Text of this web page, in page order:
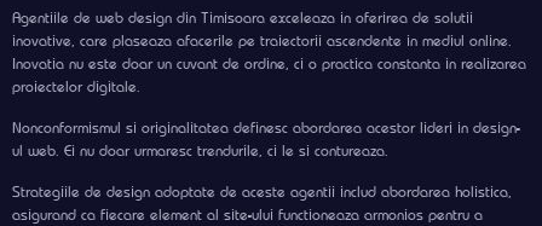
Agentiile de web design din Timisoara exceleaza in oferirea de solutii
inovative, care plaseaza afacerile pe traiectorii ascendente in mediul online.
Inovatia nu este doar un cuvant de ordine, ci o practica constanta in realizarea
proiectelor digitale.
Nonconformismul si originalitatea definesc abordarea acestor lideri in design-
ul web. Ei nu doar urmaresc trendurile, ci le si contureaza.
Strategiile de design adoptate de aceste agentii includ abordarea holistica,
asigurand ca fiecare element al site-ului functioneaza armonios pentru a